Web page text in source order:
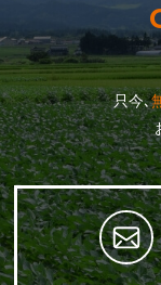
只今､